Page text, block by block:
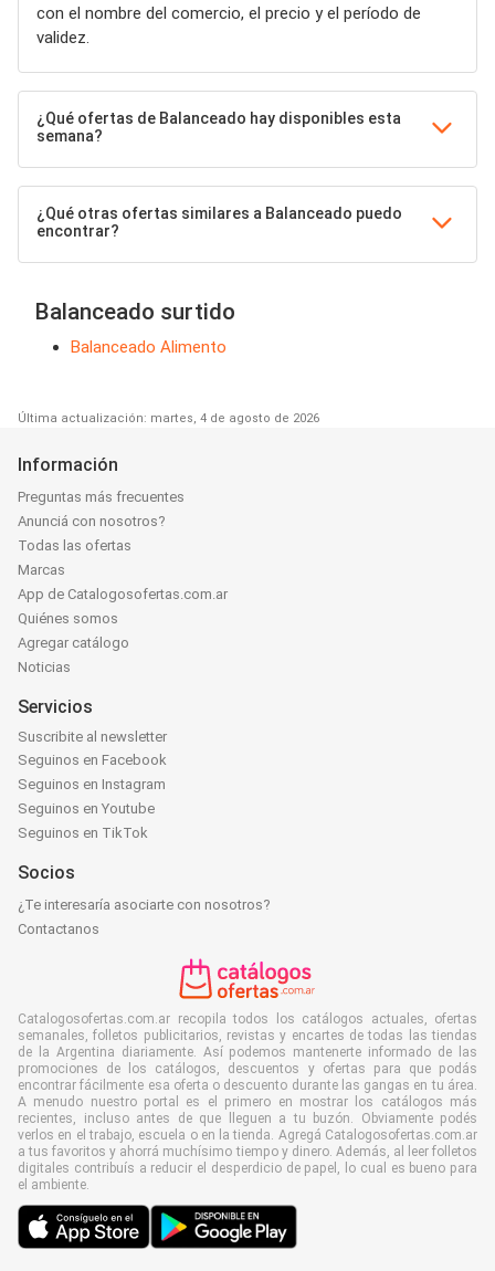
con el nombre del comercio, el precio y el período de
validez.
¿Qué ofertas de Balanceado hay disponibles esta
semana?
¿Qué otras ofertas similares a Balanceado puedo
encontrar?
Balanceado surtido
Balanceado Alimento
Última actualización: martes, 4 de agosto de 2026
Información
Preguntas más frecuentes
Anunciá con nosotros?
Todas las ofertas
Marcas
App de Catalogosofertas.com.ar
Quiénes somos
Agregar catálogo
Noticias
Servicios
Suscribite al newsletter
Seguinos en Facebook
Seguinos en Instagram
Seguinos en Youtube
Seguinos en TikTok
Socios
¿Te interesaría asociarte con nosotros?
Contactanos
Catalogosofertas.com.ar recopila todos los catálogos actuales, ofertas
semanales, folletos publicitarios, revistas y encartes de todas las tiendas
de la Argentina diariamente. Así podemos mantenerte informado de las
promociones de los catálogos, descuentos y ofertas para que podás
encontrar fácilmente esa oferta o descuento durante las gangas en tu área.
A menudo nuestro portal es el primero en mostrar los catálogos más
recientes, incluso antes de que lleguen a tu buzón. Obviamente podés
verlos en el trabajo, escuela o en la tienda. Agregá Catalogosofertas.com.ar
a tus favoritos y ahorrá muchísimo tiempo y dinero. Además, al leer folletos
digitales contribuís a reducir el desperdicio de papel, lo cual es bueno para
el ambiente.